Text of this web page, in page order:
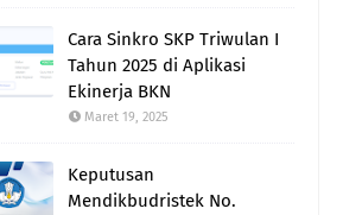
Cara Sinkro SKP Triwulan I
Tahun 2025 di Aplikasi
Ekinerja BKN
Maret 19, 2025
Keputusan
Mendikbudristek No.